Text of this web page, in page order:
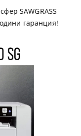
SAWGRASS
гаранция!